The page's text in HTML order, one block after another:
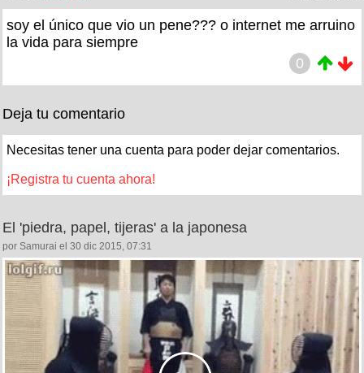
soy el único que vio un pene??? o internet me arruino
la vida para siempre
0
Deja tu comentario
Necesitas tener una cuenta para poder dejar comentarios.
¡Registra tu cuenta ahora!
El 'piedra, papel, tijeras' a la japonesa
por Samurai el 30 dic 2015, 07:31